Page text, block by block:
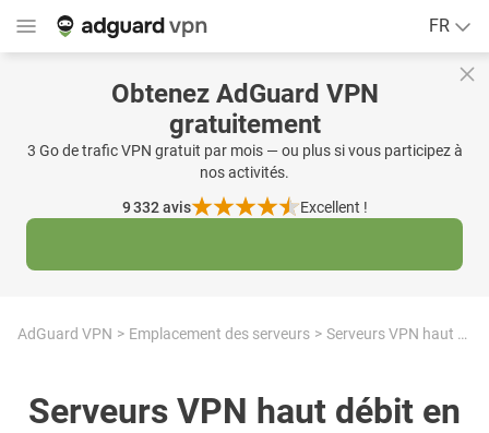
FR
Obtenez AdGuard VPN
gratuitement
3 Go de trafic VPN gratuit par mois — ou plus si vous participez à
nos activités.
9 332avis Excellent !
AdGuard VPN Emplacement des serveurs Serveurs VPN haut débit en Espagne
Serveurs VPN haut débit en